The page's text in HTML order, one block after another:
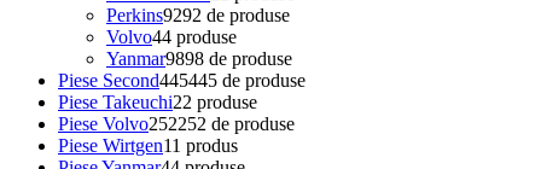
Perkins9292 de produse
Volvo44 produse
Yanmar9898 de produse
Piese Second445445 de produse
Piese Takeuchi22 produse
Piese Volvo252252 de produse
Piese Wirtgen11 produs